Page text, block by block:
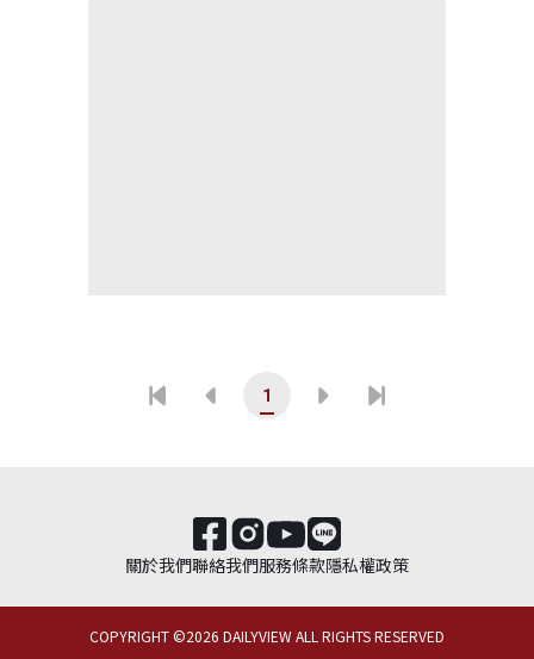
1
關於我們聯絡我們服務條款隱私權政策
COPYRIGHT ©2026 DAILYVIEW ALL RIGHTS RESERVED